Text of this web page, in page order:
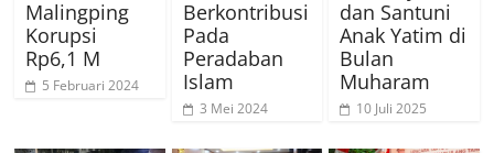
Malingping
Korupsi
Rp6,1 M
5 Februari 2024
Berkontribusi
Pada
Peradaban
Islam
3 Mei 2024
dan Santuni
Anak Yatim di
Bulan
Muharam
10 Juli 2025